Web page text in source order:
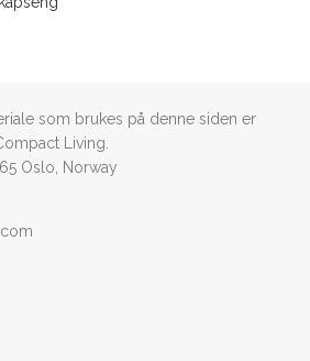
som brukes på denne siden er
Living.
Oslo, Norway